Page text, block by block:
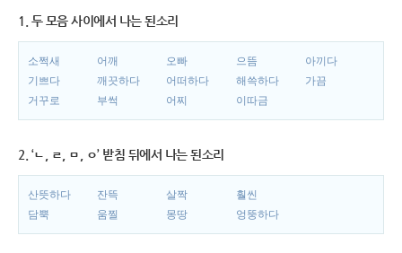
1. 두 모음 사이에서 나는 된소리
소쩍새 어깨 오빠 으뜸
아끼다
기쁘다
깨끗하다 어떠하다 해쓱하다
가끔
거꾸로
부썩 어찌 이따금
2. ‘ㄴ, ㄹ, ㅁ, ㅇ’ 받침 뒤에서 나는 된소리
산뜻하다 잔뜩 살짝
훨씬
담뿍
움찔 몽땅 엉뚱하다